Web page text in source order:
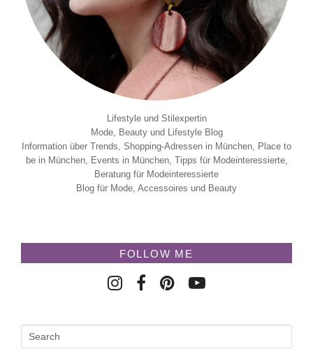
Lifestyle und Stilexpertin
Mode, Beauty und Lifestyle Blog
Information über Trends, Shopping-Adressen in München, Place to
be in München, Events in München, Tipps für Modeinteressierte,
Beratung für Modeinteressierte
Blog für Mode, Accessoires und Beauty
FOLLOW ME